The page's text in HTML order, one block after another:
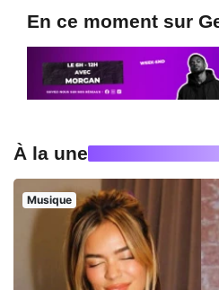
En ce moment sur
À la une
Musique